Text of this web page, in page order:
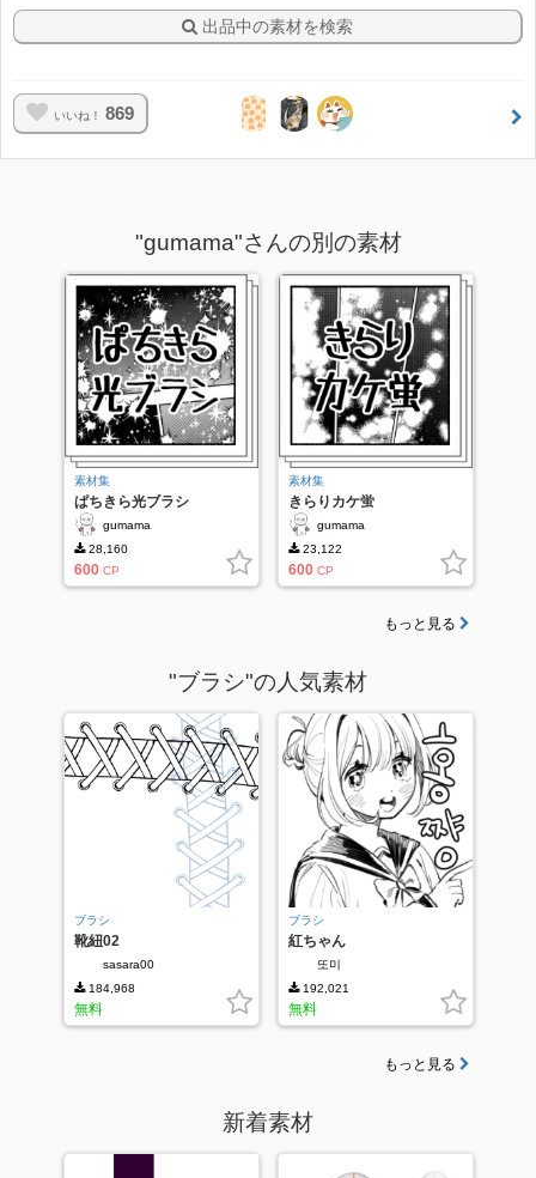
出品中の素材を検索
いいね！ 869
"gumama"さんの別の素材
素材集
ぱちきら光ブラシ
gumama
28,160
600 CP
素材集
きらりカケ蛍
gumama
23,122
600 CP
もっと見る
"ブラシ"の人気素材
ブラシ
靴紐02
sasara00
184,968
無料
ブラシ
紅ちゃん
또미
192,021
無料
もっと見る
新着素材